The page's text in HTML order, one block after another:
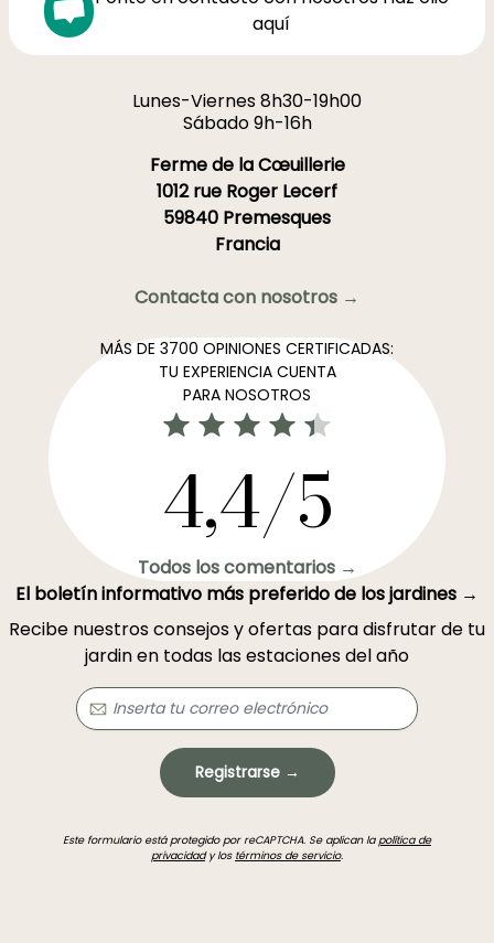
aquí
Lunes-Viernes 8h30-19h00
Sábado 9h-16h
Ferme de la Cœuillerie
1012 rue Roger Lecerf
59840 Premesques
Francia
Contacta con nosotros →
MÁS DE 3700 OPINIONES CERTIFICADAS:
TU EXPERIENCIA CUENTA
PARA NOSOTROS
4,4/5
Todos los comentarios →
El boletín informativo más preferido de los jardines →
Recibe nuestros consejos y ofertas para disfrutar de tu
jardin en todas las estaciones del año
Registrarse →
Este formulario está protegido por reCAPTCHA. Se aplican lapolítica de
privacidady los términos de servicio.